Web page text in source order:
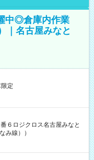
中◎倉庫内作業
｜名古屋みなと
定
６ロジクロス名古屋みなと
み線））